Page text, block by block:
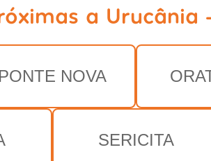
a Urucânia
PONTE NOVA
SERICITA